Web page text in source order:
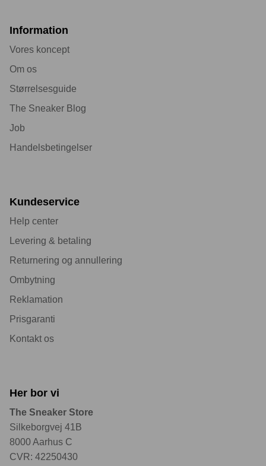
Information
Vores koncept
Om os
Størrelsesguide
The Sneaker Blog
Job
Handelsbetingelser
Kundeservice
Help center
Levering & betaling
Returnering og annullering
Ombytning
Reklamation
Prisgaranti
Kontakt os
Her bor vi
The Sneaker Store
Silkeborgvej 41B
8000 Aarhus C
CVR: 42250430